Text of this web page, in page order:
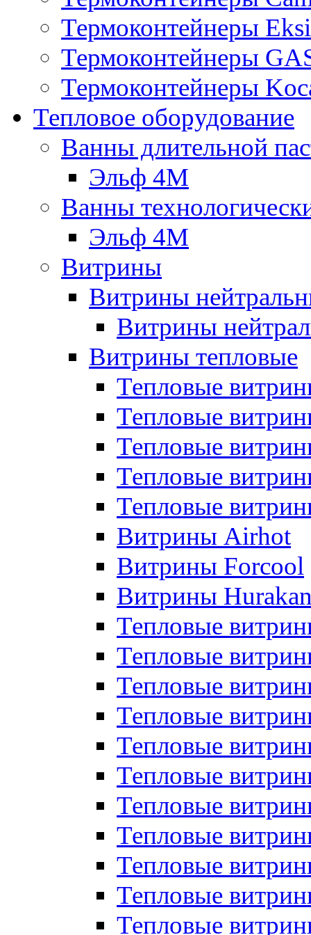
Термоконтейнеры Eksi
Термоконтейнеры
Термоконтейнеры
Тепловое оборудование
Ванны длительной
Эльф 4М
Ванны
Эльф 4М
Витрины
Витрины
Витрины
Витрины тепловые
Тепловые
Тепловые
Тепловые
Тепловые
Тепловые
Витрины Airhot
Витрины Forcool
Витрины
Тепловые
Тепловые
Тепловые
Тепловые
Тепловые
Тепловые
Тепловые
Тепловые
Тепловые
Тепловые
Тепловые